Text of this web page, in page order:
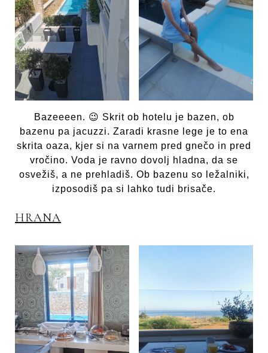
Bazeeeen. 😉 Skrit ob hotelu je bazen, ob
bazenu pa jacuzzi. Zaradi krasne lege je to ena
skrita oaza, kjer si na varnem pred gnečo in pred
vročino. Voda je ravno dovolj hladna, da se
osvežiš, a ne prehladiš. Ob bazenu so ležalniki,
izposodiš pa si lahko tudi brisače.
HRANA